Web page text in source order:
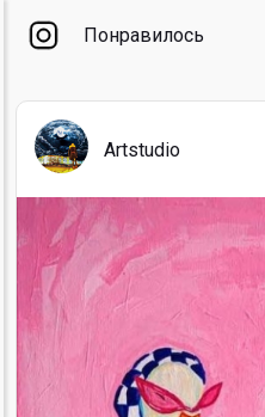
Понравилось
Artstudio